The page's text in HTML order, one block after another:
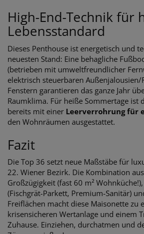
High-End-Technik für
Lebensstandard
Dieses Penthouse ist energetisch und
neuesten Stand: Eine behagliche
(betrieben mit umweltfreundlicher
elektrisch steuerbaren Außenjalousien/
Fenstern garantieren das ganze Jahr
Raumklima. Für heiße Sommertage ist
bereits mit einer Leerverrohrung für
den Wohnräumen ausgestattet.
Fazit
Die Top 36 setzt neue Maßstäbe für
22. Wiener Bezirk. Die Kombination
Großzügigkeit (fast 60 m²
(Fischgrät-Parkett, Premium-Sanitär)
Freiflächen macht diese Maisonette zu
krisensicheren Wertanlage und einem
Zuhause. Einziehen, durchatmen und